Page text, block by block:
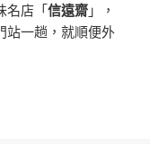
名店「信遠齋 」，
站一趟，就順便外
站